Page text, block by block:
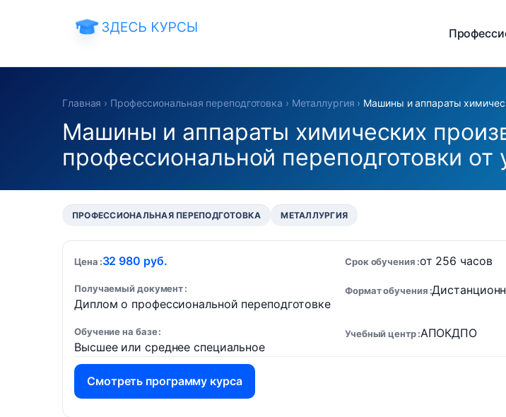
Главная › Профессиональная переподготовка › Металлургия › Машины и аппараты
Машины и аппараты химических
профессиональной переподготовки
ПРОФЕССИОНАЛЬНАЯ ПЕРЕПОДГОТОВКА МЕТАЛЛУРГИЯ
Цена 32 980 руб. Срок обучения от 256 часов
Получаемый документ
Диплом о профессиональной переподготовке
Формат обучения
Обучение на базе
Высшее или среднее специальное
Учебный центр АПОКДПО
Смотреть программу курса